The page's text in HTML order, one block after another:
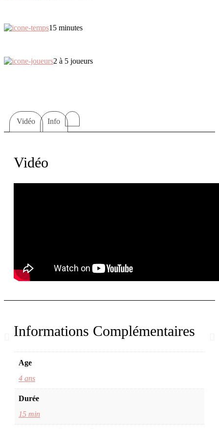
15 minutes
2 à 5 joueurs
Vidéo Info
Vidéo
Informations Complémentaires
Age
4 ans
Durée
15 min